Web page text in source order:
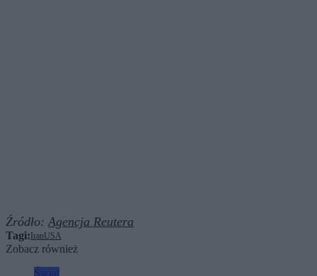
Źródło:Agencja Reutera
Tagi: IranUSA
Zobacz również